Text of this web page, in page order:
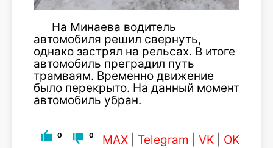
На Минаева водитель
автомобиля решил свернуть,
однако застрял на рельсах. В итоге
автомобиль преградил путь
трамваям. Временно движение
было перекрыто. На данный момент
автомобиль убран.
0 0 MAX Telegram VK OK